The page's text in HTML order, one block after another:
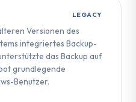
LEGACY
Versionen des
integriertes Backup-
das Backup auf
grundlegende
Benutzer.